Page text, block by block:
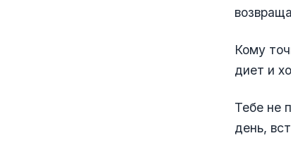
Кому
диет и
Тебе не
день,